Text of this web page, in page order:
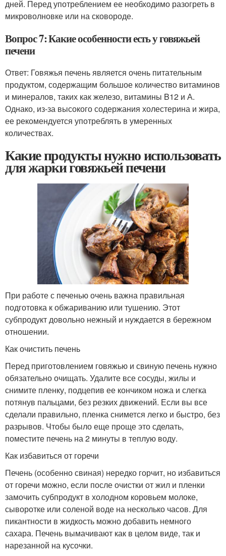
дней. Перед употреблением ее необходимо разогреть в
микроволновке или на сковороде.
Вопрос 7: Какие особенности есть у говяжьей
печени
Ответ: Говяжья печень является очень питательным
продуктом, содержащим большое количество витаминов
и минералов, таких как железо, витамины B12 и А.
Однако, из-за высокого содержания холестерина и жира,
ее рекомендуется употреблять в умеренных
количествах.
Какие продукты нужно использовать
для жарки говяжьей печени
При работе с печенью очень важна правильная
подготовка к обжариванию или тушению. Этот
субпродукт довольно нежный и нуждается в бережном
отношении.
Как очистить печень
Перед приготовлением говяжью и свиную печень нужно
обязательно очищать. Удалите все сосуды, жилы и
снимите пленку, подцепив ее кончиком ножа и слегка
потянув пальцами, без резких движений. Если вы все
сделали правильно, пленка снимется легко и быстро, без
разрывов. Чтобы было еще проще это сделать,
поместите печень на 2 минуты в теплую воду.
Как избавиться от горечи
Печень (особенно свиная) нередко горчит, но избавиться
от горечи можно, если после очистки от жил и пленки
замочить субпродукт в холодном коровьем молоке,
сыворотке или соленой воде на несколько часов. Для
пикантности в жидкость можно добавить немного
сахара. Печень вымачивают как в целом виде, так и
нарезанной на кусочки.